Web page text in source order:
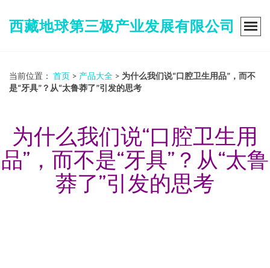
西藏地球第三极产业发展有限公司
当前位置： 首页 > 产品大全 > 为什么我们说“口腔卫生用品”，而不
是“牙具”？从“太鲁莽了”引发的思考
为什么我们说“口腔卫生用
品”，而不是“牙具”？从“太鲁
莽了”引发的思考